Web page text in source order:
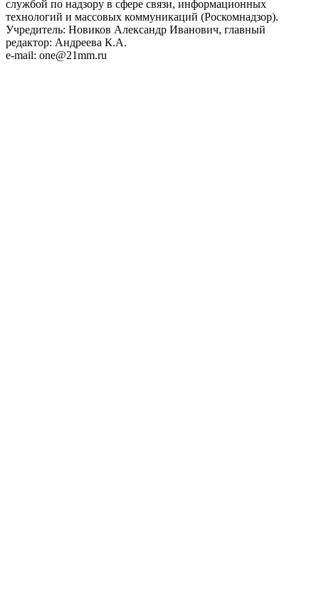
службой по надзору в сфере связи, информационных
технологий и массовых коммуникаций (Роскомнадзор).
Учредитель: Новиков Александр Иванович, главный
редактор: Андреева К.А.
e-mail: one@21mm.ru